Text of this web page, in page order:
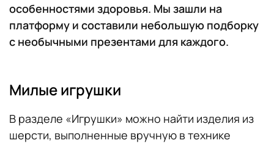
особенностями здоровья. Мы зашли на
платформу и составили небольшую подборку
с необычными презентами для каждого.
Милые игрушки
В разделе «Игрушки» можно найти изделия из
шерсти, выполненные вручную в технике